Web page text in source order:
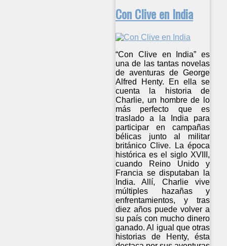
Con Clive en India
“Con Clive en India” es
una de las tantas novelas
de aventuras de George
Alfred Henty. En ella se
cuenta la historia de
Charlie, un hombre de lo
más perfecto que es
traslado a la India para
participar en campañas
bélicas junto al militar
británico Clive. La época
histórica es el siglo XVIII,
cuando Reino Unido y
Francia se disputaban la
India. Allí, Charlie vive
múltiples hazañas y
enfrentamientos, y tras
diez años puede volver a
su país con mucho dinero
ganado. Al igual que otras
historias de Henty, ésta